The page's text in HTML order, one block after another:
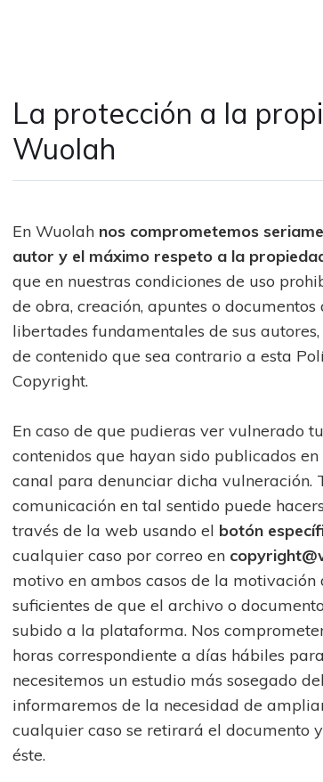
La protección a la
Wuolah
En Wuolah nos comprometemos
autor y el máximo respeto a la
que en nuestras condiciones de uso
de obra, creación, apuntes o
libertades fundamentales de sus
de contenido que sea contrario a esta
Copyright.
En caso de que pudieras ver vulnerado
contenidos que hayan sido publicados
canal para denunciar dicha vulneración.
comunicación en tal sentido puede
través de la web usando el botón
cualquier caso por correo en
motivo en ambos casos de la
suficientes de que el archivo o
subido a la plataforma. Nos
horas correspondiente a días hábiles
necesitemos un estudio más sosegado
informaremos de la necesidad de
cualquier caso se retirará el documento
éste.